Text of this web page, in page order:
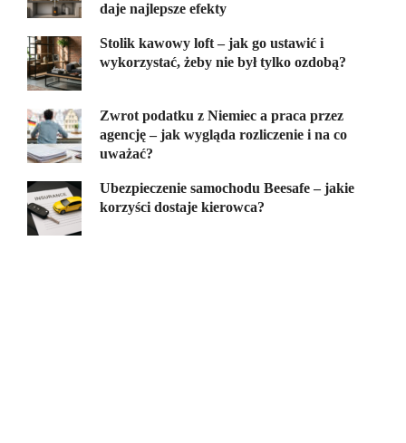
daje najlepsze efekty
Stolik kawowy loft – jak go ustawić i
wykorzystać, żeby nie był tylko ozdobą?
Zwrot podatku z Niemiec a praca przez
agencję – jak wygląda rozliczenie i na co
uważać?
Ubezpieczenie samochodu Beesafe – jakie
korzyści dostaje kierowca?